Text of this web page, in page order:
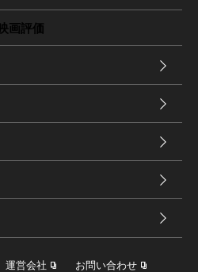
映画評価
運営会社 お問い合わせ